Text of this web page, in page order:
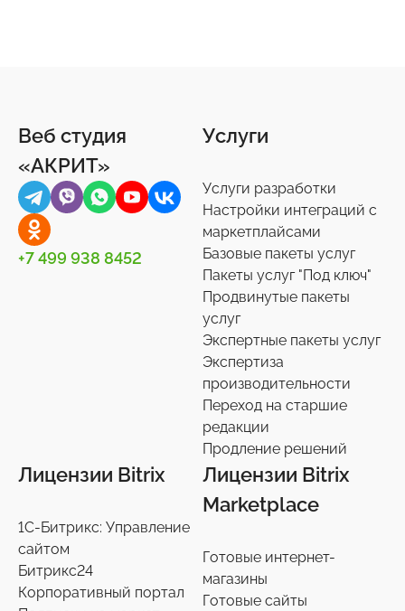
Веб студия
«АКРИТ»
+7 499 938 8452
Услуги
Услуги разработки
Настройки интеграций с
маркетплайсами
Базовые пакеты услуг
Пакеты услуг "Под ключ"
Продвинутые пакеты
услуг
Экспертные пакеты услуг
Экспертиза
производительности
Переход на старшие
редакции
Продление решений
Лицензии Bitrix
1С-Битрикс: Управление
сайтом
Битрикс24
Корпоративный портал
Лицензии Bitrix
Marketplace
Готовые интернет-
магазины
Готовые сайты